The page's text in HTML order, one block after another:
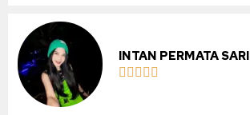
INTAN PERMATA SARI
    